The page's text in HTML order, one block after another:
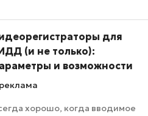
для
(и не только):
и возможности
реклама
хорошо, когда вводимое